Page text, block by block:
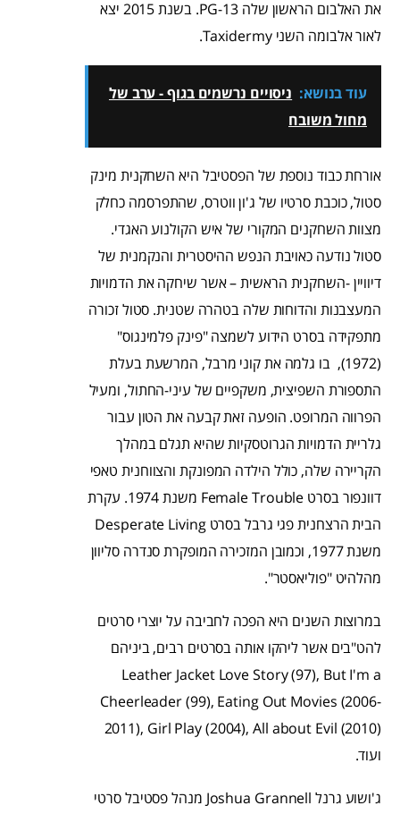
את האלבום הראשון שלה PG-13. בשנת 2015 יצא
לאור אלבומה השני Taxidermy.
עוד בנושא: ניסויים נרשמים בגוף - ערב של
מחול משובח
אורחת כבוד נוספת של הפסטיבל היא השחקנית מינק
סטול, כוכבת סרטיו של ג'ון ווטרס, שהתפרסמה כחלק
מצוות השחקנים המקורי של איש הקולנוע האגדי.
סטול נודעה כאויבת הנפש ההיסטרית והנקמנית של
דיוויין -השחקנית הראשית – אשר שיחקה את הדמויות
המעצבנות והדוחות שלה בטהרה שטנית. סטול זכורה
מתפקידה בסרט הידוע לשמצה "פינק פלמינגוס"
(1972), בו גלמה את קוני מרבל, המרשעת בעלת
התספורת השפיצית, משקפיים של עיני-החתול, ומעיל
הפרווה המרופט. הופעה זאת קבעה את הטון עבור
גלריית הדמויות הגרוטסקיות שהיא תגלם במהלך
הקריירה שלה, כולל הילדה המפונקת והצווחנית טאפי
דוונפור בסרט Female Trouble משנת 1974. עקרת
משנת 1977, וכמובן המזכירה המופקרת סנדרה סליוון
מהלהיט "פוליאסטר".
במרוצות השנים היא הפכה לחביבה על יוצרי סרטים
להט"בים אשר ליהקו אותה בסרטים רבים, ביניהם
Leather Jacket Love Story (97), But I'm a
Cheerleader (99), Eating Out Movies (2006-
2011), Girl Play (2004), All about Evil (2010)
ועוד.
ג'ושוע גרנל Joshua Grannell מנהל פסטיבל סרטי